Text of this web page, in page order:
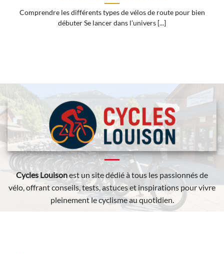
Comprendre les différents types de vélos de route pour bien
débuter Se lancer dans l’univers [...]
Cycles Louisonest un site dédié à tous les passionnés de
vélo, offrant conseils, tests, astuces et inspirations pour vivre
pleinement le cyclisme au quotidien.